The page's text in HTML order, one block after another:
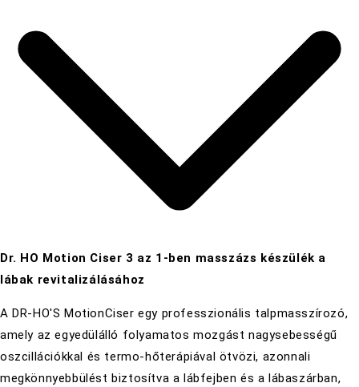
Dr. HO Motion Ciser 3 az 1-ben masszázs készülék a
lábak revitalizálásához
A DR-HO'S MotionCiser egy professzionális talpmasszírozó,
amely az egyedülálló folyamatos mozgást nagysebességű
oszcillációkkal és termo-hőterápiával ötvözi, azonnali
megkönnyebbülést biztosítva a lábfejben és a lábaszárban,